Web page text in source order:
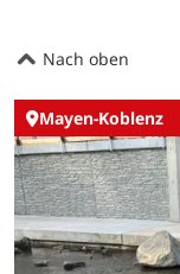
Nach oben
Mayen-Koblenz